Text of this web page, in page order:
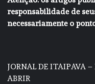
responsabilidade de
necessariamente o
JORNAL DE ITAIPAVA –
ABRIR